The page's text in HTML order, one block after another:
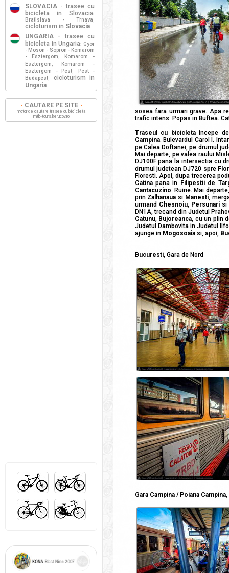
sosea fara urmari grave. Apa
trafic intens. Popas in Buftea.
Traseul cu bicicletaincepe
Campina. Bulevardul Carol I.
pe Calea Doftanei, pe drumul
Mai departe, pe valea raului
DJ100F pana la intersectia cu
drumul judetean DJ720 spre
Floresti. Apoi, dupa trecerea
Catinapana in Filipestii de
Cantacuzino. Ruine. Mai
prin Zalhanaua si Manesti,
urmand Chesnoiu, Persunarisi
DN1A, trecand din Judetul
Catunu, Bujoreanca, cu un plin
Judetul Dambovita in Judetul
ajunge in Mogosoaiasi, apoi,
Bucuresti, Gara de Nord
Gara Campina / Poiana Campina,
SLOVACIA - trasee cu
bicicleta in Slovacia:
Bratislava - Trnava ,
cicloturism in Slovacia
UNGARIA - trasee cu
bicicleta in Ungaria: Gyor
- Moson - Sopron - Komarom
- Esztergom ,
Komarom -
Esztergom ,
Komarom -
Esztergom - Pest,
Pest -
Budapest,
cicloturism in
Ungaria
CAUTARE PE SITE
motor de cautare trasee cu bicicleta
mtb-tours.kerucov.ro